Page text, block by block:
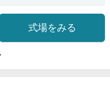
式場をみる